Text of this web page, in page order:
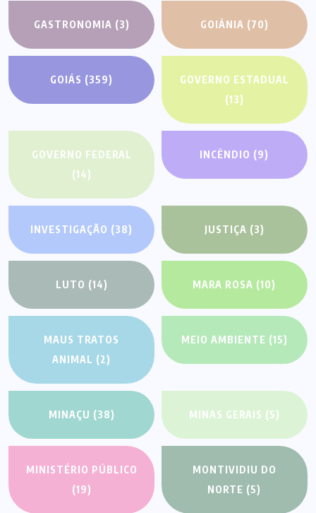
GASTRONOMIA (3) GOIÂNIA (70)
GOIÁS (359)
GOVERNO ESTADUAL
(13)
GOVERNO FEDERAL
(14)
INCÊNDIO (9)
INVESTIGAÇÃO (38) JUSTIÇA (3)
LUTO (14) MARA ROSA (10)
MAUS TRATOS
ANIMAL (2)
MEIO AMBIENTE (15)
MINAÇU (38) MINAS GERAIS (5)
MINISTÉRIO PÚBLICO
(19)
MONTIVIDIU DO
NORTE (5)